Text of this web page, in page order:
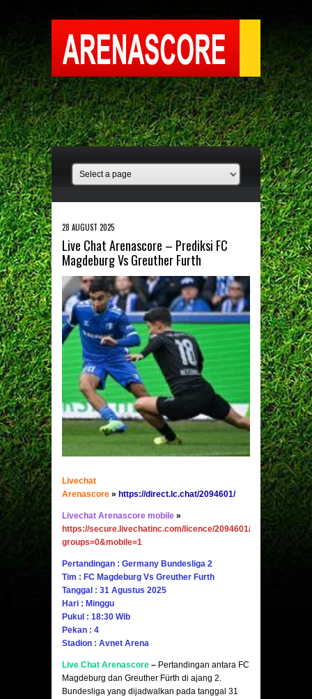
28 AUGUST 2025
Live Chat Arenascore – Prediksi FC
Magdeburg Vs Greuther Furth
Livechat
Arenascore » https://direct.lc.chat/2094601/
Livechat Arenascore mobile »
https://secure.livechatinc.com/licence/2094601/v2/
groups=0&mobile=1
Pertandingan : Germany Bundesliga 2
Tim : FC Magdeburg Vs Greuther Furth
Tanggal : 31 Agustus 2025
Hari : Minggu
Pukul : 18:30 Wib
Pekan : 4
Stadion : Avnet Arena
Live Chat Arenascore – Pertandingan antara FC
Magdeburg dan Greuther Fürth di ajang 2.
Bundesliga yang dijadwalkan pada tanggal 31